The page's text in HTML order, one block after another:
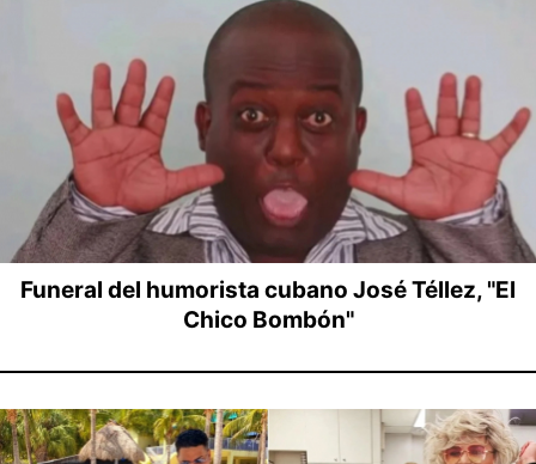
Funeral del humorista cubano José Téllez, "El
Chico Bombón"